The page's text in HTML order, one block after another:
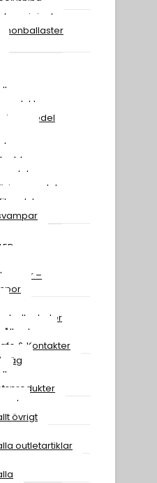
original
–
& Kontakter
väg
övrigt
outletartiklar